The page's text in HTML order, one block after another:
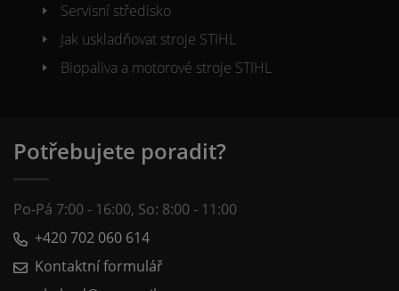
Servisní středisko
Jak uskladňovat stroje STIHL
Biopaliva a motorové stroje STIHL
Potřebujete poradit?
Po-Pá 7:00 - 16:00, So: 8:00 - 11:00
+420 702 060 614
Kontaktní formulář